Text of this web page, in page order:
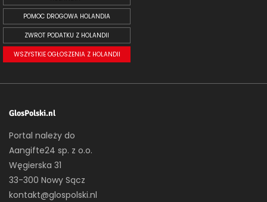
POMOC DROGOWA HOLANDIA
ZWROT PODATKU Z HOLANDII
WSZYSTKIE OGŁOSZENIA Z HOLANDII
GlosPolski.nl
Portal należy do
Aangifte24 sp. z o.o.
Węgierska 31
33-300 Nowy Sącz
kontakt@glospolski.nl